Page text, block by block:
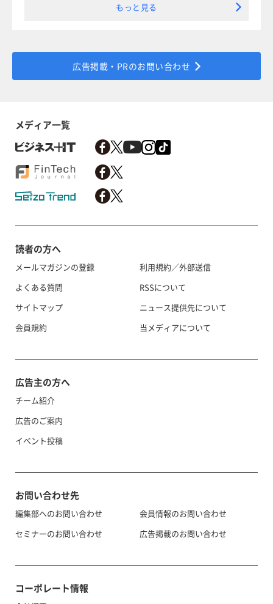
もっと見る
広告掲載・PRのお問い合わせ
メディア一覧
読者の方へ
メールマガジンの登録
よくある質問
サイトマップ
会員規約
利用規約／外部送信
RSSについて
ニュース提供先について
当メディアについて
広告主の方へ
チーム紹介
広告のご案内
イベント投稿
お問い合わせ先
編集部へのお問い合わせ
セミナーのお問い合わせ
会員情報のお問い合わせ
広告掲載のお問い合わせ
コーポレート情報